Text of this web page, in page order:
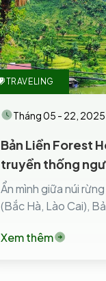
TRAVELING
Tháng 05 - 22, 2025
Bản Liền Forest
truyền thống
Ẩn mình giữa núi
(Bắc Hà, Lào Cai),
Xem thêm